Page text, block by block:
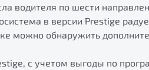
водителя по шести
в версии Prestige
можно обнаружить
с учетом выгоды по